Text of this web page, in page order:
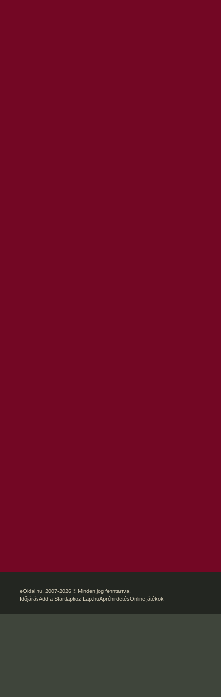
eOldal.hu , 2007-2026 © Minden jog fenntartva.
IdőjárásAdd a Startlaphoz!Lap.huApróhirdetésOnline játékok